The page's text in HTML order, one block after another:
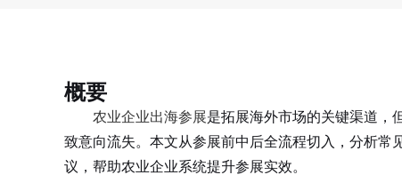
概要
农业企业出海参展是拓展海外市场的关键渠道，
致意向流失。本文从参展前中后全流程切入，分析
议，帮助农业企业系统提升参展实效。